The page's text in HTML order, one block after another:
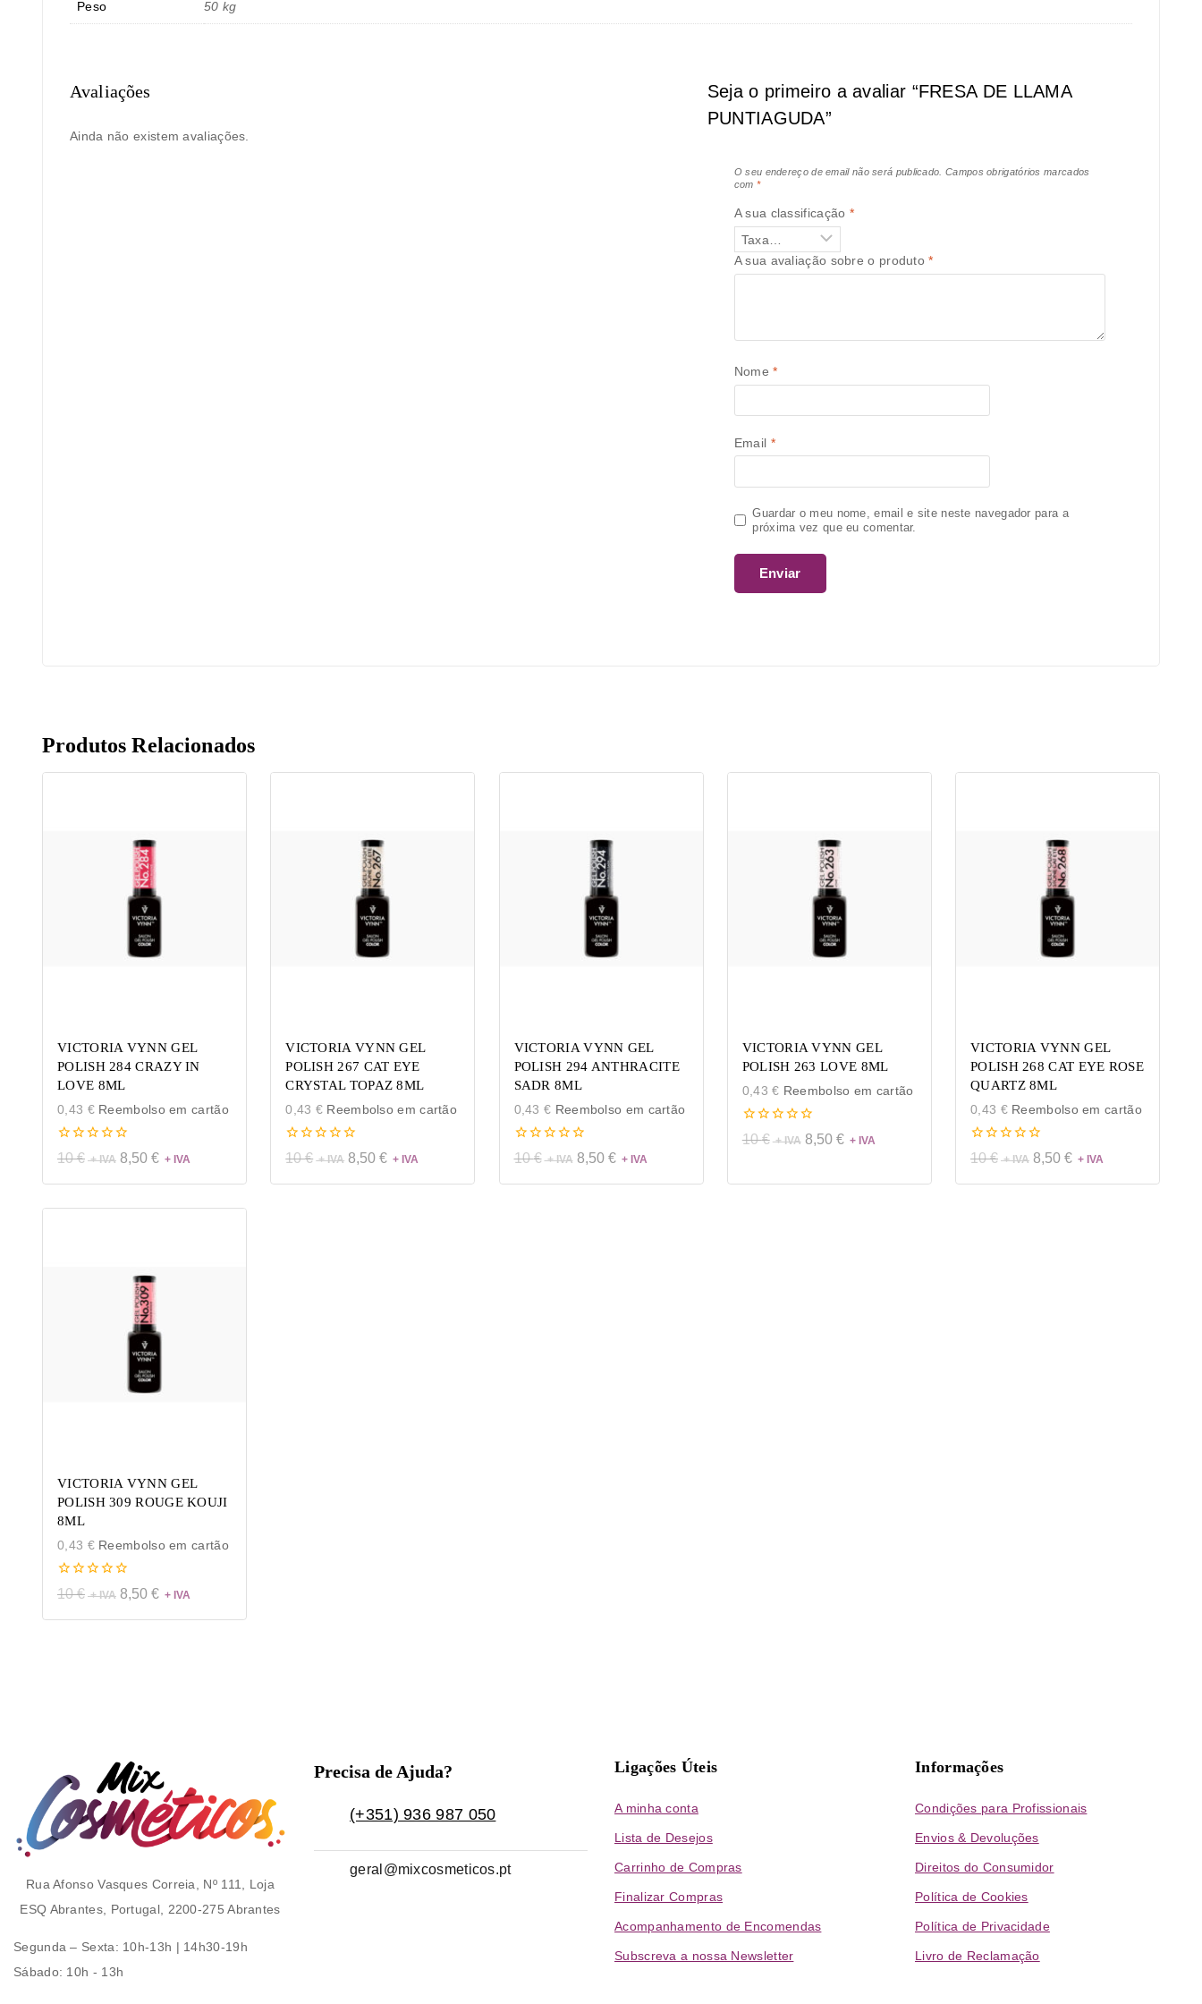
Peso 50 kg
Avaliações
Ainda não existem avaliações.
Seja o primeiro a avaliar “FRESA DE LLAMA
PUNTIAGUDA”
O seu endereço de email não será publicado. Campos obrigatórios marcados
com *
A sua classificação *
A sua avaliação sobre o produto*
Nome*
Email *
Guardar o meu nome, email e site neste navegador para a
próxima vez que eu comentar.
Produtos Relacionados
VICTORIA VYNN GEL
POLISH 284 CRAZY IN
LOVE 8ML
0,43 €Reembolso em cartão
0
de
10€ 8,50 €
VICTORIA VYNN GEL
POLISH 267 CAT EYE
CRYSTAL TOPAZ 8ML
0,43 € Reembolso em cartão
0
de
10€ 8,50€
VICTORIA VYNN GEL
POLISH 294 ANTHRACITE
SADR 8ML
0,43 € Reembolso em cartão
0
de
10€ 8,50 €
VICTORIA VYNN GEL
POLISH 263 LOVE 8ML
0,43€ Reembolso em cartão
0
de
10€ 8,50 €
VICTORIA VYNN GEL
POLISH 268 CAT EYE ROSE
QUARTZ 8ML
0,43 €Reembolso em cartão
0
de
10€ 8,50 €
VICTORIA VYNN GEL
POLISH 309 ROUGE KOUJI
8ML
0,43 €Reembolso em cartão
0
de
10€ 8,50 €
Rua Afonso Vasques Correia, Nº 111, Loja
ESQ Abrantes, Portugal, 2200-275 Abrantes
Segunda – Sexta: 10h-13h | 14h30-19h
Sábado: 10h - 13h
Precisa de Ajuda?
(+351) 936 987 050
geral@mixcosmeticos.pt
Ligações Úteis
A minha conta
Lista de Desejos
Carrinho de Compras
Finalizar Compras
Acompanhamento de Encomendas
Subscreva a nossa Newsletter
Informações
Condições para Profissionais
Envios & Devoluções
Direitos do Consumidor
Política de Cookies
Política de Privacidade
Livro de Reclamação